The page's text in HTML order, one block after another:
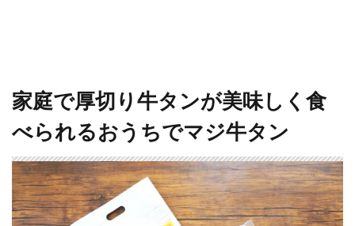
家庭で厚切り牛タンが美味しく食
べられるおうちでマジ牛タン